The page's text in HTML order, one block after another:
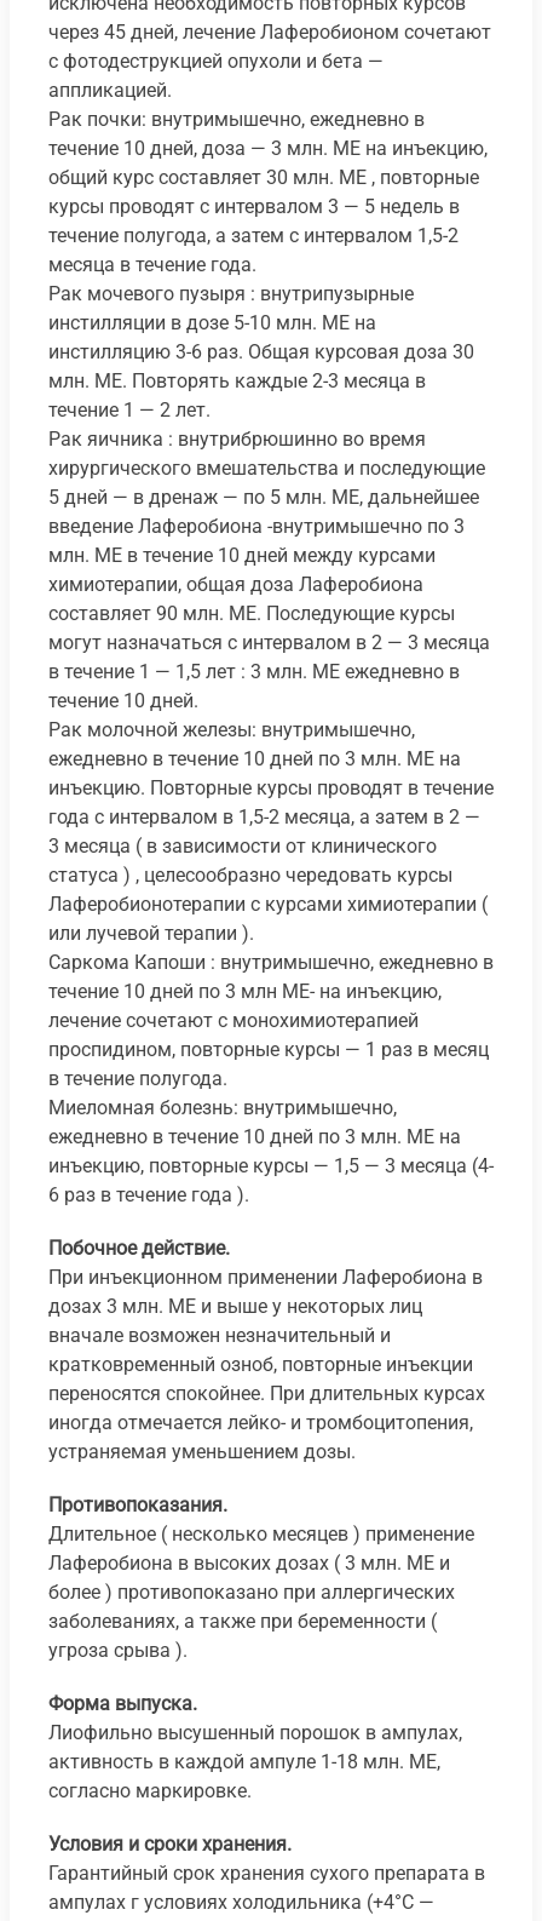
через 45 дней, лечение Лаферобионом сочетают
с фотодеструкцией опухоли и бета —
аппликацией.
Рак почки: внутримышечно, ежедневно в
течение 10 дней, доза — 3 млн. МE на инъекцию,
общий курс составляет 30 млн. ME , повторные
курсы проводят с интервалом 3 — 5 недель в
течение полугода, а затем с интервалом 1,5-2
месяца в течение года.
Рак мочевого пузыря : внутрипузырные
инстилляции в дозе 5-10 млн. ME на
инстилляцию 3-6 раз. Общая курсовая доза 30
млн. ME. Повторять каждые 2-3 месяца в
течение 1 — 2 лет.
Рак яичника : внутрибрюшинно во время
хирургического вмешательства и последующие
5 дней — в дренаж — по 5 млн. ME, дальнейшее
введение Лаферобиона -внутримышечно по 3
млн. ME в течение 10 дней между курсами
химиотерапии, общая доза Лаферобиона
составляет 90 млн. ME. Последующие курсы
могут назначаться с интервалом в 2 — 3 месяца
в течение 1 — 1,5 лет : 3 млн. ME ежедневно в
течение 10 дней.
Рак молочной железы: внутримышечно,
ежедневно в течение 10 дней по 3 млн. ME на
инъекцию. Повторные курсы проводят в течение
года с интервалом в 1,5-2 месяца, а затем в 2 —
3 месяца ( в зависимости от клинического
статуса ) , целесообразно чередовать курсы
Лаферобионотерапии с курсами химиотерапии (
или лучевой терапии ).
Саркома Капоши : внутримышечно, ежедневно в
течение 10 дней по 3 млн МE- на инъекцию,
лечение сочетают с монохимиотерапией
проспидином, повторные курсы — 1 раз в месяц
в течение полугода.
Миеломная болезнь: внутримышечно,
ежедневно в течение 10 дней по 3 млн. ME на
инъекцию, повторные курсы — 1,5 — 3 месяца (4-
6 раз в течение года ).
Побочное действие.
При инъекционном применении Лаферобиона в
дозах 3 млн. МE и выше у некоторых лиц
вначале возможен незначительный и
кратковременный озноб, повторные инъекции
переносятся спокойнее. При длительных курсах
иногда отмечается лейко- и тромбоцитопения,
устраняемая уменьшением дозы.
Противопоказания.
Длительное ( несколько месяцев ) применение
Лаферобиона в высоких дозах ( 3 млн. ME и
более ) противопоказано при аллергических
заболеваниях, а также при беременности (
угроза срыва ).
Форма выпуска.
Лиофильно высушенный порошок в ампулах,
активность в каждой ампуле 1-18 млн. ME,
согласно маркировке.
Условия и сроки хранения.
Гарантийный срок хранения сухого препарата в
ампулах г условиях холодильника (+4°С —